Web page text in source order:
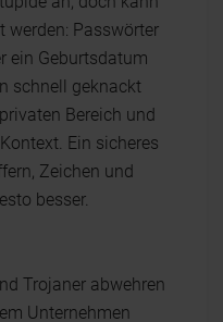
werden: Passwörter
ein Geburtsdatum
schnell geknackt
Bereich und
Ein sicheres
Zeichen und
besser.
Trojaner abwehren
Unternehmen